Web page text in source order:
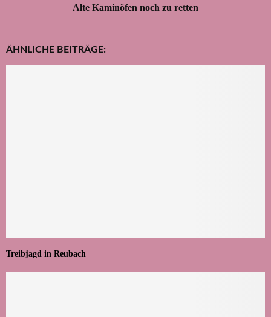
Alte Kaminöfen noch zu retten
ÄHNLICHE BEITRÄGE:
Treibjagd in Reubach